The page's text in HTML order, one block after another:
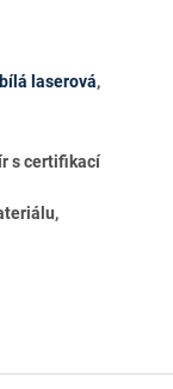
laserová,
s certifikací